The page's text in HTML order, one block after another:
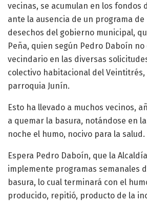
vecinas, se acumulan en los fondos
ante la ausencia de un programa
desechos del gobierno municipal,
Peña, quien según Pedro Daboín no
vecindario en las diversas
colectivo habitacional del Veintitrés,
parroquia Junín.
Esto ha llevado a muchos vecinos,
a quemar la basura, notándose en
noche el humo, nocivo para la salud.
Espera Pedro Daboín, que la
implemente programas semanales
basura, lo cual terminará con el
producido, repitió, producto de la